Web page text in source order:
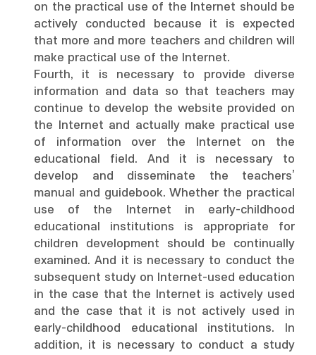
on the practical use of the Internet should be
actively conducted because it is expected
that more and more teachers and children will
make practical use of the Internet.
Fourth, it is necessary to provide diverse
information and data so that teachers may
continue to develop the website provided on
the Internet and actually make practical use
of information over the Internet on the
educational field. And it is necessary to
develop and disseminate the teachers’
manual and guidebook. Whether the practical
use of the Internet in early-childhood
educational institutions is appropriate for
children development should be continually
examined. And it is necessary to conduct the
subsequent study on Internet-used education
in the case that the Internet is actively used
and the case that it is not actively used in
early-childhood educational institutions. In
addition, it is necessary to conduct a study